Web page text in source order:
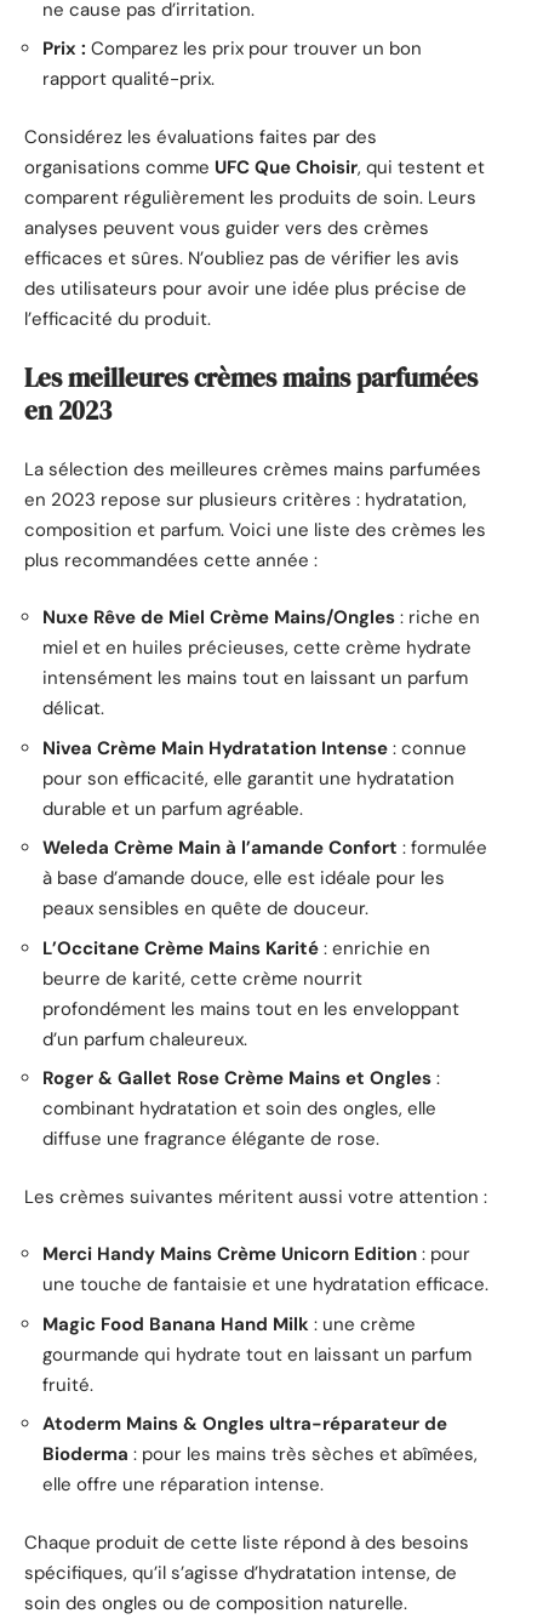
ne cause pas d’irritation.
Prix : Comparez les prix pour trouver un bon
rapport qualité-prix.
Considérez les évaluations faites par des
organisations comme UFC Que Choisir, qui testent et
comparent régulièrement les produits de soin. Leurs
analyses peuvent vous guider vers des crèmes
efficaces et sûres. N’oubliez pas de vérifier les avis
des utilisateurs pour avoir une idée plus précise de
l’efficacité du produit.
Les meilleures crèmes mains parfumées
en 2023
La sélection des meilleures crèmes mains parfumées
en 2023 repose sur plusieurs critères : hydratation,
composition et parfum. Voici une liste des crèmes les
plus recommandées cette année :
Nuxe Rêve de Miel Crème Mains/Ongles : riche en
miel et en huiles précieuses, cette crème hydrate
intensément les mains tout en laissant un parfum
délicat.
Nivea Crème Main Hydratation Intense : connue
pour son efficacité, elle garantit une hydratation
durable et un parfum agréable.
Weleda Crème Main à l’amande Confort : formulée
à base d’amande douce, elle est idéale pour les
peaux sensibles en quête de douceur.
L’Occitane Crème Mains Karité : enrichie en
beurre de karité, cette crème nourrit
profondément les mains tout en les enveloppant
d’un parfum chaleureux.
Roger & Gallet Rose Crème Mains et Ongles :
combinant hydratation et soin des ongles, elle
diffuse une fragrance élégante de rose.
Les crèmes suivantes méritent aussi votre attention :
Merci Handy Mains Crème Unicorn Edition : pour
une touche de fantaisie et une hydratation efficace.
Magic Food Banana Hand Milk : une crème
gourmande qui hydrate tout en laissant un parfum
fruité.
Atoderm Mains & Ongles ultra-réparateur de
Bioderma : pour les mains très sèches et abîmées,
elle offre une réparation intense.
Chaque produit de cette liste répond à des besoins
spécifiques, qu’il s’agisse d’hydratation intense, de
soin des ongles ou de composition naturelle.